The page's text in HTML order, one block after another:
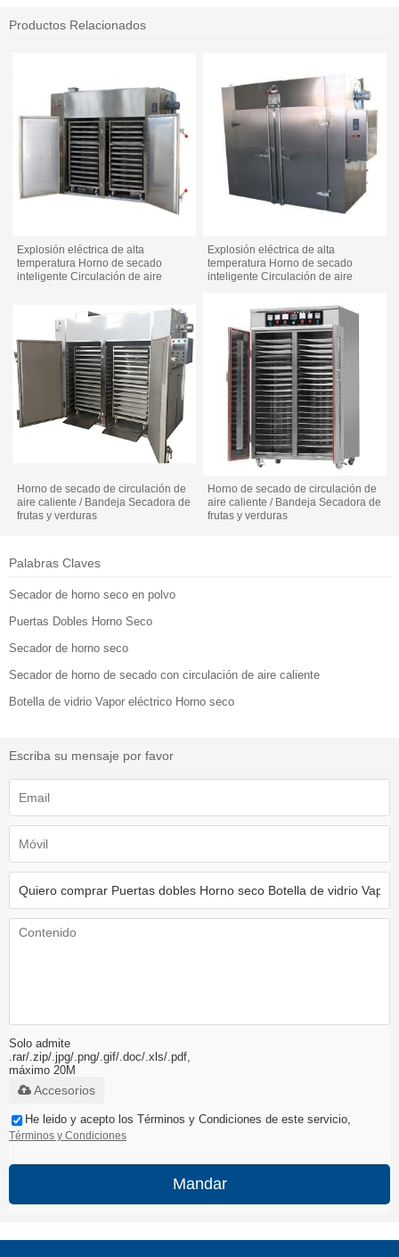
Productos Relacionados
Explosión eléctrica de alta
temperatura Horno de secado
inteligente Circulación de aire
Explosión eléctrica de alta
temperatura Horno de secado
inteligente Circulación de aire
Horno de secado de circulación de
aire caliente / Bandeja Secadora de
frutas y verduras
Horno de secado de circulación de
aire caliente / Bandeja Secadora de
frutas y verduras
Palabras Claves
Secador de horno seco en polvo
Puertas Dobles Horno Seco
Secador de horno seco
Secador de horno de secado con circulación de aire caliente
Botella de vidrio Vapor eléctrico Horno seco
Escriba su mensaje por favor
Solo admite
.rar/.zip/.jpg/.png/.gif/.doc/.xls/.pdf,
máximo 20M
Accesorios
He leido y acepto los Términos y Condiciones de este servicio,
Términos y Condiciones
Mandar